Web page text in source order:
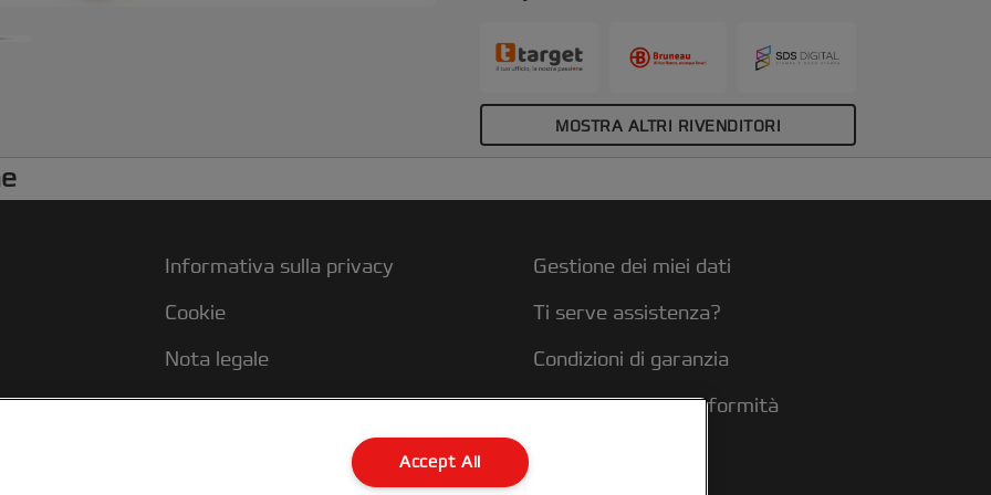
MOSTRA ALTRI RIVENDITORI
Informativa sulla privacy
Cookie
Nota legale
Imprint
Gestione dei miei dati
Ti serve assistenza?
Condizioni di garanzia
Dichiarazioni di conformità
Accept All